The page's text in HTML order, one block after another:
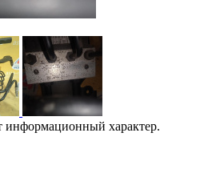
информационный характер.